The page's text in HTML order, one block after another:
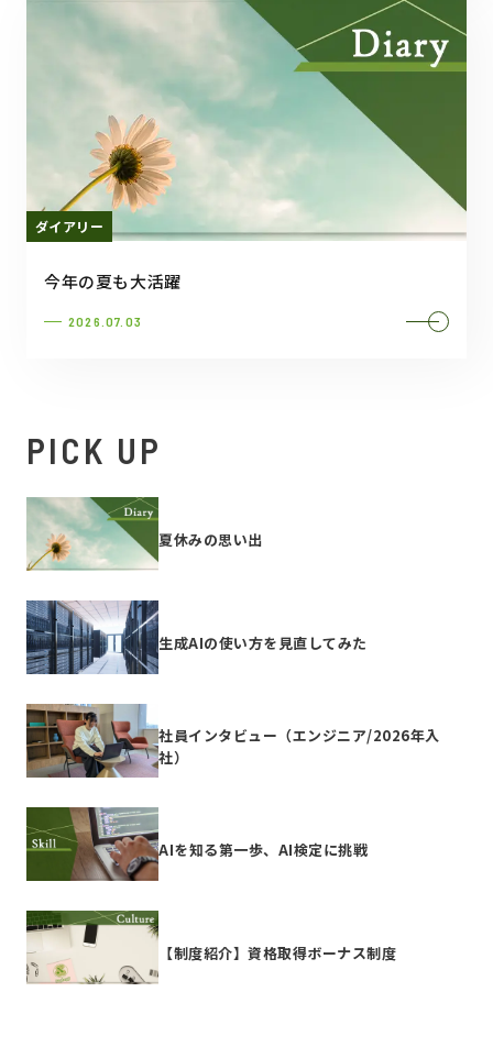
ダイアリー
今年の夏も大活躍
2026.07.03
PICK UP
夏休みの思い出
生成AIの使い方を見直してみた
社員インタビュー（エンジニア/2026年入
社）
AIを知る第一歩、AI検定に挑戦
【制度紹介】資格取得ボーナス制度